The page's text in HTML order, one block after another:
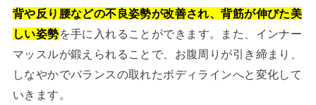
背や反り腰などの不良姿勢が改善され、背筋が伸びた美
しい姿勢を手に入れることができます。また、インナー
マッスルが鍛えられることで、お腹周りが引き締まり、
しなやかでバランスの取れたボディラインへと変化して
いきます。